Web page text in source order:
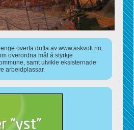
overta drifta av www.askvoll.no.
overordna mål å styrkje
samt utvikle eksisternade
arbeidplassar.